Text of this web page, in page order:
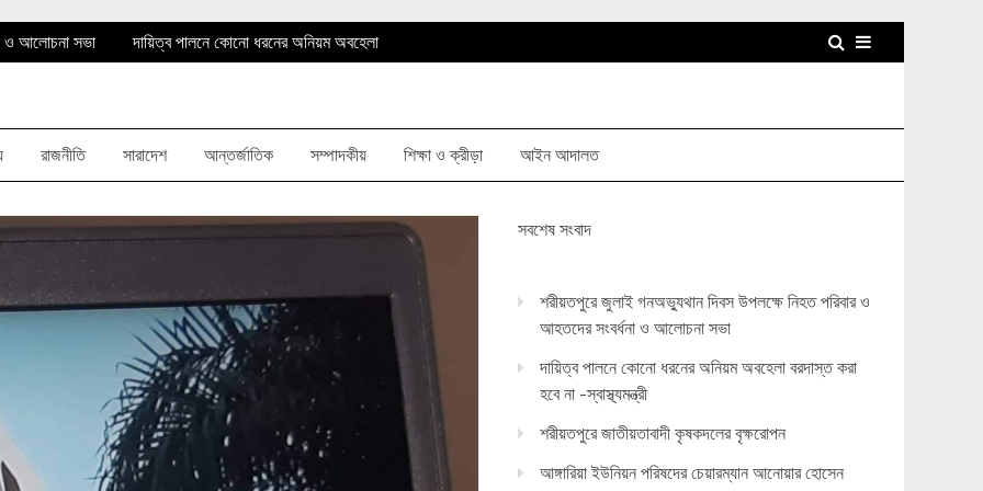
ও আলোচনা সভা
দায়িত্ব পালনে কোনো ধরনের অনিয়ম অবহেলা
ও আলোচনা সভা
দায়িত্ব পালনে কোনো ধরনের অনিয়ম অবহেলা
আঙ্গারিয়া ইউনিয়ন পরিষদের চেয়ারম্যান আনোয়ার হোসেন
রাজনীতি সারাদেশ আন্তর্জাতিক সম্পাদকীয় শিক্ষা ও ক্রীড়া আইন আদালত
সবশেষ সংবাদ
শরীয়তপুরে জুলাই গনঅভ্যুথান দিবস উপলক্ষে নিহত পরিবার ও
আহতদের সংবর্ধনা ও আলোচনা সভা
দায়িত্ব পালনে কোনো ধরনের অনিয়ম অবহেলা বরদাস্ত করা
হবে না -স্বাস্থ্যমন্ত্রী
শরীয়তপুরে জাতীয়তাবাদী কৃষকদলের বৃক্ষরোপন
আঙ্গারিয়া ইউনিয়ন পরিষদের চেয়ারম্যান আনোয়ার হোসেন